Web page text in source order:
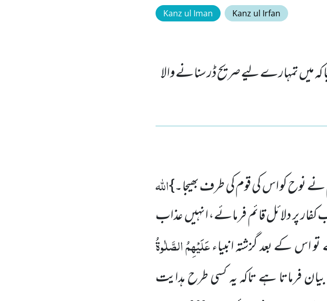
Kanz ul Iman Kanz ul Irfan
میں تمہارے لیے صریح ڈر سنانے والا
نوح کو اس کی قوم کی طرف بھیجا۔}اللہ
پر دلائل قائم فرمائے، انہیں عذاب
اس کے بعد گزشتہ انبیاءعَلَیْہِمُ الصَّلٰوۃُ
فرماتا ہے تاکہ یہ کسی طرح ہدایت